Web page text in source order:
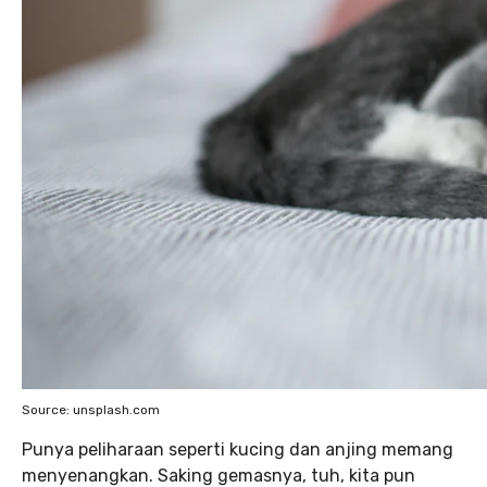
Source: unsplash.com
Punya peliharaan seperti kucing dan anjing memang
menyenangkan. Saking gemasnya, tuh, kita pun